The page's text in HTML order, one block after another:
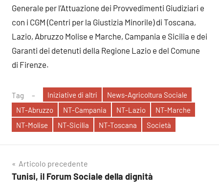
Generale per l’Attuazione dei Provvedimenti Giudiziari e
con i CGM (Centri per la Giustizia Minorile) di Toscana,
Lazio, Abruzzo Molise e Marche, Campania e Sicilia e dei
Garanti dei detenuti della Regione Lazio e del Comune
di Firenze.
Tag Iniziative di altri
News-Agricoltura Sociale
NT-Abruzzo
NT-Campania NT-Lazio
NT-Marche
NT-Molise
NT-Sicilia NT-Toscana Società
Navigazione
articoli
Articolo precedente
Tunisi, il Forum Sociale della dignità